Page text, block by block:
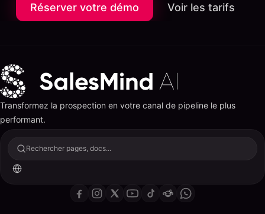
Réserver votre démo Voir les tarifs
Transformez la prospection en votre canal de pipeline le plus
performant.
Rechercher pages, docs...